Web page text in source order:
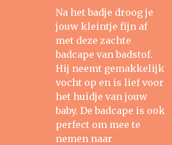
Na het badje droog je
jouw kleintje fijn af
met deze zachte
badcape van badstof.
Hij neemt gemakkelijk
vocht op en is lief voor
het huidje van jouw
baby. De badcape is ook
perfect om mee te
nemen naar